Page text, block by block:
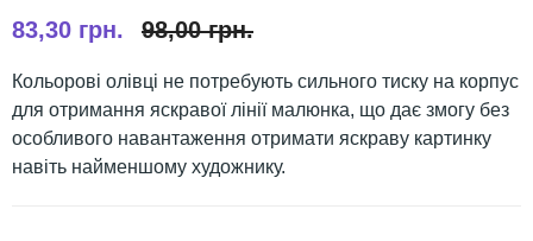
83,30 грн. 98,00 грн.
Кольорові олівці не потребують сильного тиску на корпус
для отримання яскравої лінії малюнка, що дає змогу без
особливого навантаження отримати яскраву картинку
навіть найменшому художнику.